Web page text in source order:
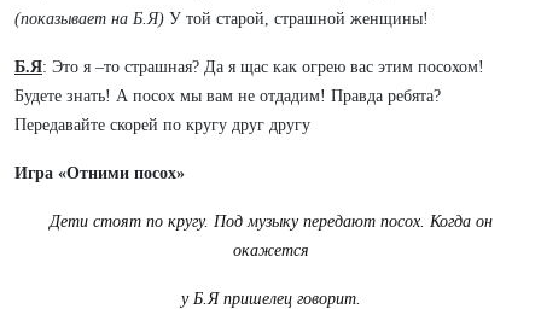
(показывает на Б.Я) У той старой, страшной женщины!
Б.Я: Это я –то страшная? Да я щас как огрею вас этим посохом!
Будете знать! А посох мы вам не отдадим! Правда ребята?
Передавайте скорей по кругу друг другу
Игра «Отними посох»
Дети стоят по кругу. Под музыку передают посох. Когда он
окажется
у Б.Я пришелец говорит.